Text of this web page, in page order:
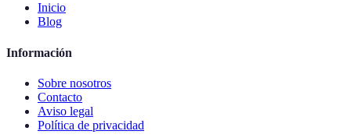
Inicio
Blog
Información
Sobre nosotros
Contacto
Aviso legal
Política de privacidad